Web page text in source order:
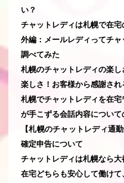
い？
チャットレディは札幌で在
外編：メールレディってチ
調べてみた
札幌のチャットレディの楽
楽しさ！お客様から感謝され
札幌でチャットレディを在
が手こずる会話内容につい
【札幌のチャットレディ通
確定申告について
チャットレディは札幌なら
在宅どちらも安心して働け